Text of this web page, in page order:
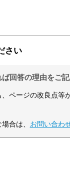
さい
ば回答の理由をご
ページの改良点等
合は、 お問い合わ